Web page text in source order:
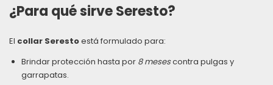
¿Para qué sirve Seresto?
El collar Serestoestá formulado para:
Brindar protección hasta por 8 mesescontra pulgas y
garrapatas.